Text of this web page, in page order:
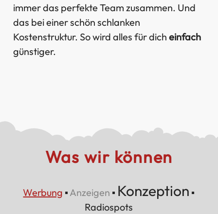
immer das perfekte Team zusammen. Und
das bei einer schön schlanken
Kostenstruktur. So wird alles für dich einfach
günstiger.
Was wir können
Werbung ▪ Anzeigen ▪ Konzeption ▪
Radiospots